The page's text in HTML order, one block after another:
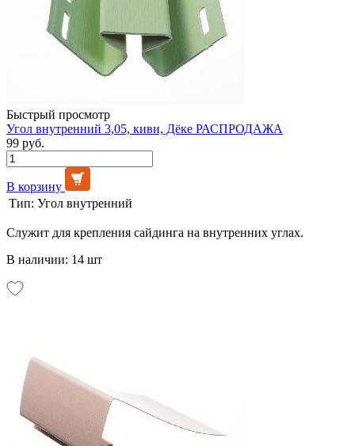
Быстрый просмотр
Угол внутренний 3,05, киви, Дёке РАСПРОДАЖА
99 руб.
В корзину
Тип: Угол внутренний
Служит для крепления сайдинга на внутренних углах.
В наличии: 14 шт